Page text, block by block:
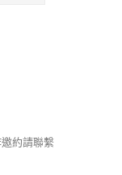
約請聯繫